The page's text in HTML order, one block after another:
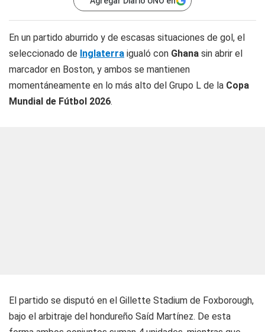
En un partido aburrido y de escasas situaciones de gol, el
seleccionado de Inglaterra igualó con Ghana sin abrir el
marcador en Boston, y ambos se mantienen
momentáneamente en lo más alto del Grupo L de la Copa
Mundial de Fútbol 2026.
El partido se disputó en el Gillette Stadium de Foxborough,
bajo el arbitraje del hondureño Saíd Martínez. De esta